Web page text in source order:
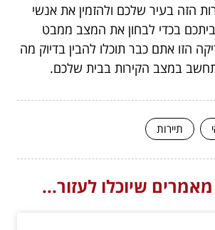
הזה בעיר שלכם ולהזמין את אנשי
בכדי לבחון את המצב ממבט
הזו אתם כבר תוכלו להבין בדיוק מה
במצב הקירות בבית שלכם.
תיירות
שיוכלו לעזור...